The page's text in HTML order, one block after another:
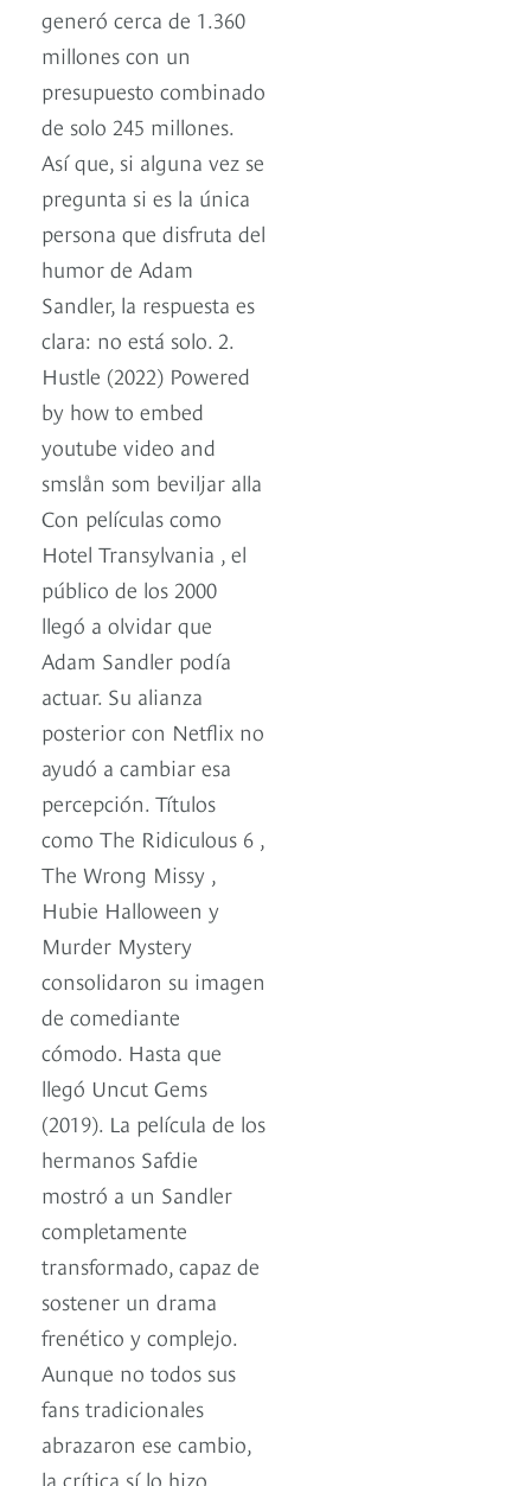
generó cerca de 1.360
millones con un
presupuesto combinado
de solo 245 millones.
Así que, si alguna vez se
pregunta si es la única
persona que disfruta del
humor de Adam
Sandler, la respuesta es
clara: no está solo. 2.
Hustle (2022) Powered
by how to embed
youtube video and
smslån som beviljar alla
Con películas como
Hotel Transylvania , el
público de los 2000
llegó a olvidar que
Adam Sandler podía
actuar. Su alianza
posterior con Netflix no
ayudó a cambiar esa
percepción. Títulos
como The Ridiculous 6 ,
The Wrong Missy ,
Hubie Halloween y
Murder Mystery
consolidaron su imagen
de comediante
cómodo. Hasta que
llegó Uncut Gems
(2019). La película de los
hermanos Safdie
mostró a un Sandler
completamente
transformado, capaz de
sostener un drama
frenético y complejo.
Aunque no todos sus
fans tradicionales
abrazaron ese cambio,
la crítica sí lo hizo.